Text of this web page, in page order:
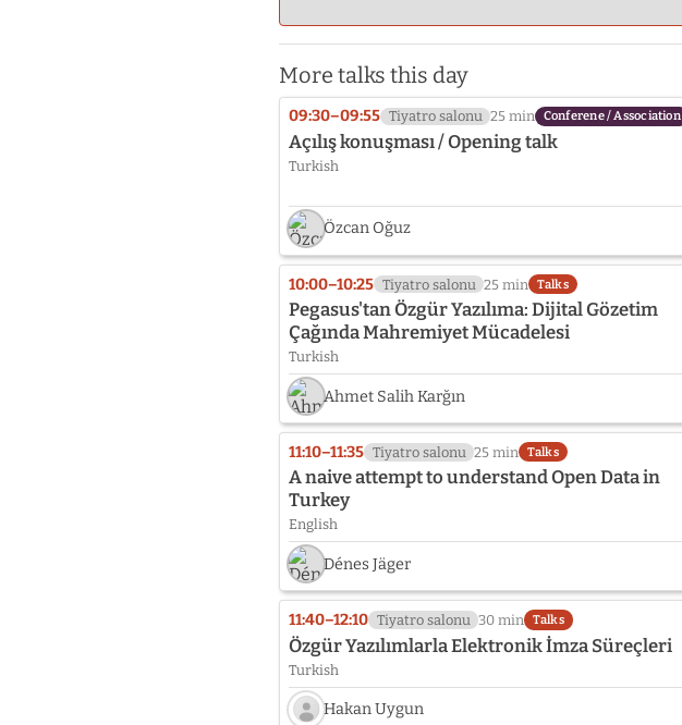
More talks this day
09:30–09:55 Tiyatro salonu 25 min Conferene / Association
Açılış konuşması / Opening talk
Turkish
Özcan Oğuz
10:00–10:25 Tiyatro salonu 25 min Talks
Pegasus'tan Özgür Yazılıma: Dijital Gözetim
Çağında Mahremiyet Mücadelesi
Turkish
Ahmet Salih Karğın
11:10–11:35 Tiyatro salonu 25 min Talks
A naive attempt to understand Open Data in
Turkey
English
Dénes Jäger
11:40–12:10 Tiyatro salonu 30 min Talks
Özgür Yazılımlarla Elektronik İmza Süreçleri
Turkish
Hakan Uygun